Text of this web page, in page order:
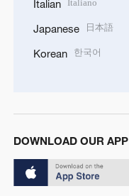
Italian
Japanese 日本語
Korean 한국어
DOWNLOAD OUR APP